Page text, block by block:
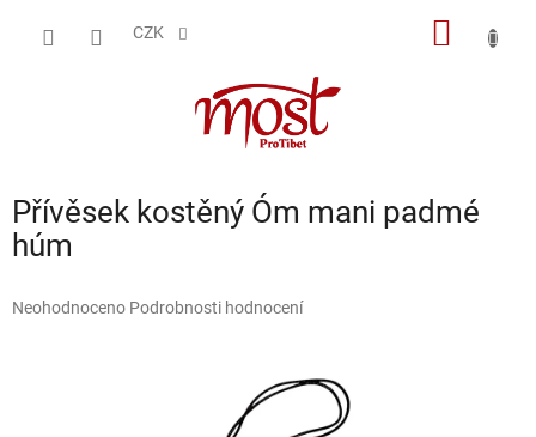
CZK
Přívěsek kostěný Óm mani padmé
húm
Průměrné
Neohodnoceno Podrobnosti hodnocení